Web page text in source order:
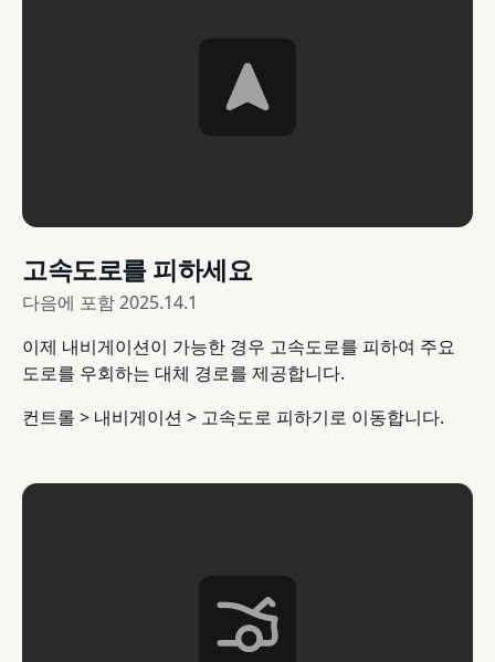
고속도로를 피하세요
다음에 포함2025.14.1
이제 내비게이션이 가능한 경우 고속도로를 피하여 주요
도로를 우회하는 대체 경로를 제공합니다.
컨트롤 > 내비게이션 > 고속도로 피하기로 이동합니다.